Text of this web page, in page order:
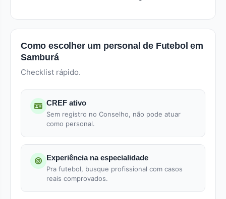
Como escolher um personal de Futebol em
Samburá
Checklist rápido.
CREF ativo
Sem registro no Conselho, não pode atuar
como personal.
Experiência na especialidade
Pra futebol, busque profissional com casos
reais comprovados.